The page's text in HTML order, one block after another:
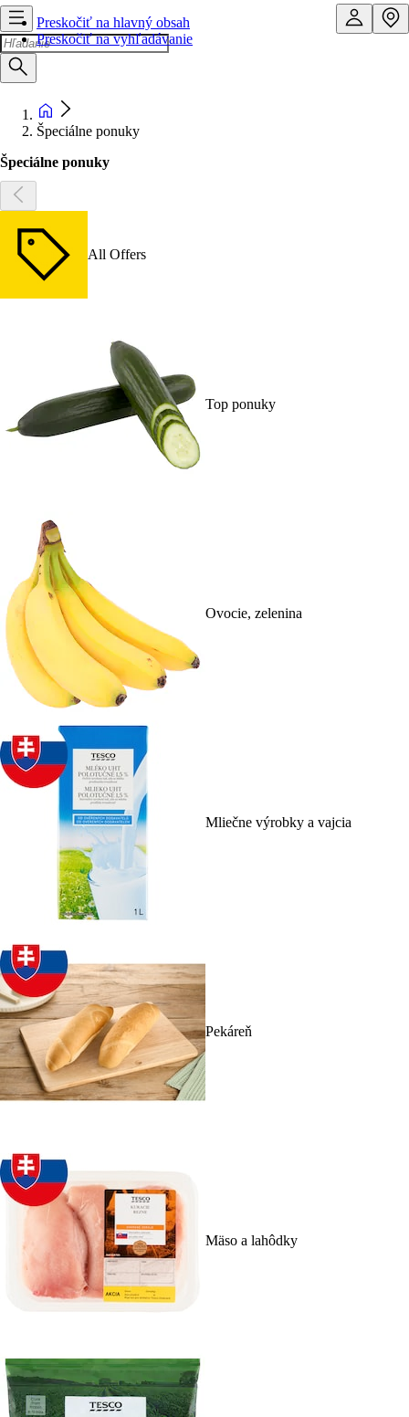
Preskočiť na hlavný obsah
Preskočiť na vyhľadávanie
Špeciálne ponuky
Špeciálne ponuky
All Offers
Top ponuky
Ovocie, zelenina
Mliečne výrobky a vajcia
Pekáreň
Mäso a lahôdky